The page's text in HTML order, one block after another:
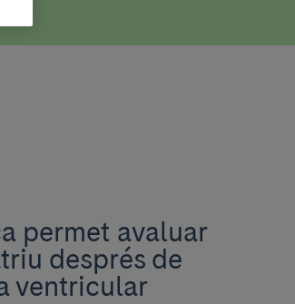
permet avaluar
després de
ventricular